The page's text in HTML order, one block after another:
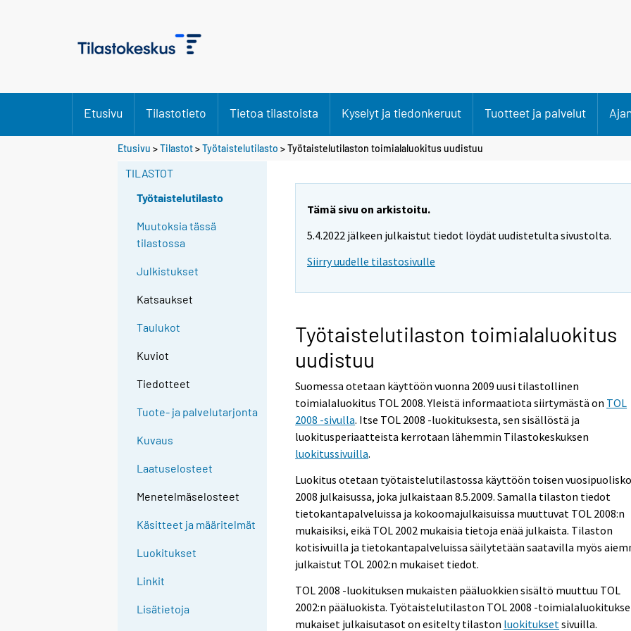
Etusivu Tilastotieto Tietoa tilastoista Kyselyt ja tiedonkeruut Tuotteet ja palvelut
Etusivu >Tilastot>Työtaistelutilasto > Työtaistelutilaston toimialaluokitus uudistuu
TILASTOT
Työtaistelutilasto
Muutoksia tässä
tilastossa
Julkistukset
Katsaukset
Taulukot
Kuviot
Tiedotteet
Tuote- ja palvelutarjonta
Kuvaus
Laatuselosteet
Menetelmäselosteet
Käsitteet ja määritelmät
Luokitukset
Linkit
Lisätietoja
Tämä sivu on arkistoitu.
5.4.2022 jälkeen julkaistut tiedot löydät uudistetulta sivustolta.
Siirry uudelle tilastosivulle
Työtaistelutilaston toimialaluokitus
uudistuu
Suomessa otetaan käyttöön vuonna 2009 uusi tilastollinen
toimialaluokitus TOL 2008. Yleistä informaatiota siirtymästä on TOL
2008 -sivulla. Itse TOL 2008 -luokituksesta, sen sisällöstä ja
luokitusperiaatteista kerrotaan lähemmin Tilastokeskuksen
luokitussivuilla.
Luokitus otetaan työtaistelutilastossa käyttöön toisen
2008 julkaisussa, joka julkaistaan 8.5.2009. Samalla tilaston tiedot
tietokantapalveluissa ja kokoomajulkaisuissa muuttuvat TOL 2008:n
mukaisiksi, eikä TOL 2002 mukaisia tietoja enää julkaista. Tilaston
kotisivuilla ja tietokantapalveluissa säilytetään saatavilla myös
julkaistut TOL 2002:n mukaiset tiedot.
TOL 2008 -luokituksen mukaisten pääluokkien sisältö muuttuu TOL
2002:n pääluokista. Työtaistelutilaston TOL 2008 -
mukaiset julkaisutasot on esitelty tilaston luokitukset sivuilla.